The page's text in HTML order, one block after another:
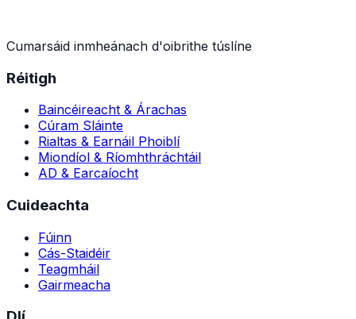
Cumarsáid inmheánach d'oibrithe túslíne
Réitigh
Baincéireacht & Árachas
Cúram Sláinte
Rialtas & Earnáil Phoiblí
Miondíol & Ríomhthráchtáil
AD & Earcaíocht
Cuideachta
Fúinn
Cás-Staidéir
Teagmháil
Gairmeacha